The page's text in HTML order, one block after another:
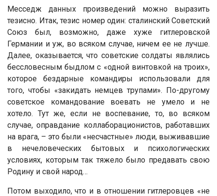
Месседж данных произведений можно выразить
тезисно. Итак, тезис номер один: сталинский Советский
Союз был, возможно, даже хуже гитлеровской
Германии и уж, во всяком случае, ничем ее не лучше.
Далее, оказывается, что советские солдаты являлись
бессловесным быдлом с «одной винтовкой на троих»,
которое бездарные командиры использовали для
того, чтобы «закидать немцев трупами». По-другому
советское командование воевать не умело и не
хотело. Тут же, если не воспевание, то, во всяком
случае, оправдание коллаборационистов, работавших
на врага, – это были «несчастные» люди, выживавшие
в нечеловеческих бытовых и психологических
условиях, которым так тяжело было предавать свою
Родину и свой народ…
Потом выходило, что и в отношении гитлеровцев «не